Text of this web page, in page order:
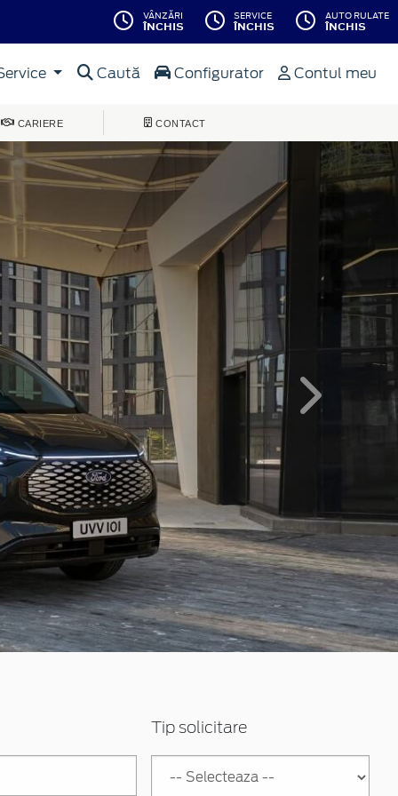
VÂNZĂRI
ÎNCHIS
SERVICE
ÎNCHIS
AUTO RULATE
ÎNCHIS
Caută Configurator Contul meu
CARIERE CONTACT
Inainte
Tip solicitare